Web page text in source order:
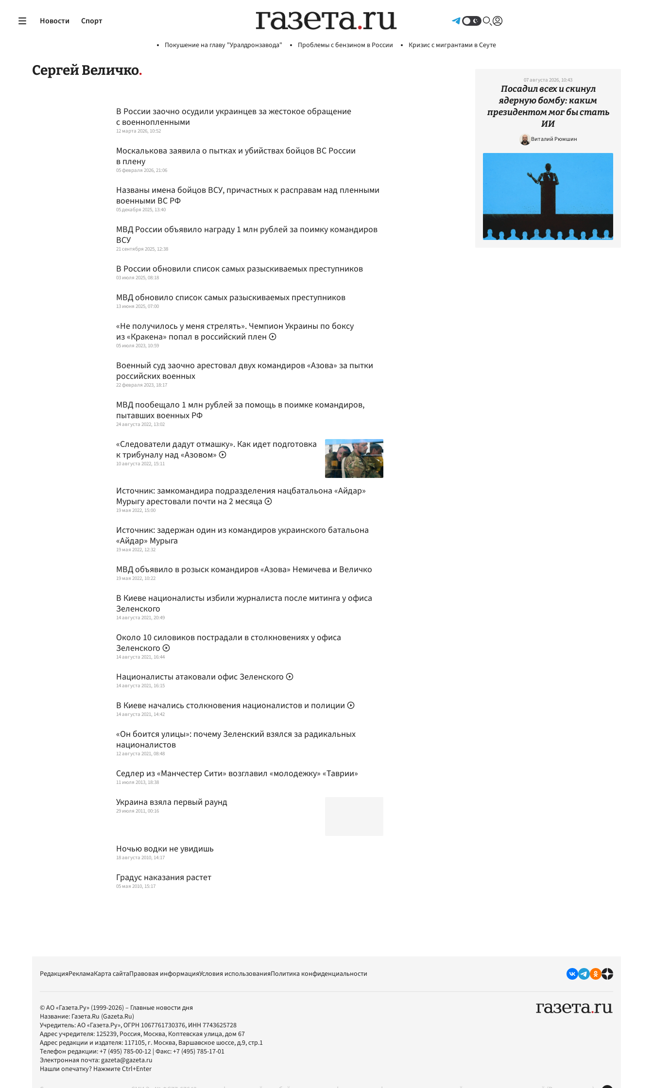
Новости Спорт
Покушение на главу "Уралдронзавода" Проблемы с бензином в России Кризис с мигрантами в Сеуте
Сергей Величко
В России заочно осудили украинцев за жестокое обращение
с военнопленными
12 марта 2026, 10:52
Москалькова заявила о пытках и убийствах бойцов ВС России
в плену
05 февраля 2026, 21:06
Названы имена бойцов ВСУ, причастных к расправам над пленными
военными ВС РФ
05 декабря 2025, 13:40
МВД России объявило награду 1 млн рублей за поимку командиров
ВСУ
21 сентября 2025, 12:38
В России обновили список самых разыскиваемых преступников
03 июля 2025, 08:18
МВД обновило список самых разыскиваемых преступников
13 июня 2025, 07:00
«Не получилось у меня стрелять». Чемпион Украины по боксу
из «Кракена» попал в российский плен
05 июля 2023, 10:59
Военный суд заочно арестовал двух командиров «Азова» за пытки
российских военных
22 февраля 2023, 18:17
МВД пообещало 1 млн рублей за помощь в поимке командиров,
пытавших военных РФ
24 августа 2022, 13:02
«Следователи дадут отмашку». Как идет подготовка
к трибуналу над «Азовом»
10 августа 2022, 15:11
Источник: замкомандира подразделения нацбатальона «Айдар»
Мурыгу арестовали почти на 2 месяца
19 мая 2022, 15:00
Источник: задержан один из командиров украинского батальона
«Айдар» Мурыга
19 мая 2022, 12:32
МВД объявило в розыск командиров «Азова» Немичева и Величко
19 мая 2022, 10:22
В Киеве националисты избили журналиста после митинга у офиса
Зеленского
14 августа 2021, 20:49
Около 10 силовиков пострадали в столкновениях у офиса
Зеленского
14 августа 2021, 16:44
Националисты атаковали офис Зеленского
14 августа 2021, 16:15
В Киеве начались столкновения националистов и полиции
14 августа 2021, 14:42
«Он боится улицы»: почему Зеленский взялся за радикальных
националистов
12 августа 2021, 08:48
Седлер из «Манчестер Сити» возглавил «молодежку» «Таврии»
11 июля 2013, 18:38
Украина взяла первый раунд
29 июля 2011, 00:16
Ночью водки не увидишь
18 августа 2010, 14:17
Градус наказания растет
05 мая 2010, 15:17
07 августа 2026, 10:43
Посадил всех и скинул
ядерную бомбу: каким
президентом мог бы стать
ИИ
Виталий Рюмшин
РедакцияРекламаКарта сайтаПравовая информацияУсловия использованияПолитика конфиденциальности
© АО «Газета.Ру» (1999-2026) – Главные новости дня
Название: Газета.Ru (Gazeta.Ru)
Учредитель:АО «Газета.Ру», ОГРН 1067761730376, ИНН 7743625728
Адрес учредителя: 125239, Россия, Москва, Коптевская улица, дом 67
Адрес редакции и издателя: 117105, г. Москва, Варшавское шоссе, д.9, стр.1
Телефон редакции:+7 (495) 785-00-12 | Факс:+7 (495) 785-17-01
Электронная почта:gazeta@gazeta.ru
Нашли опечатку? Нажмите Ctrl+Enter